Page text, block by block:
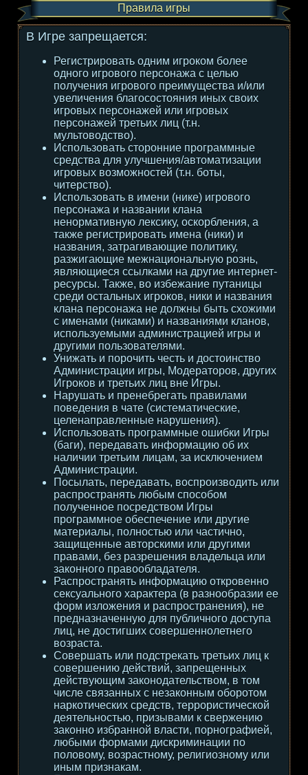
Правила игры
В Игре запрещается:
Регистрировать одним игроком более
одного игрового персонажа с целью
получения игрового преимущества и/или
увеличения благосостояния иных своих
игровых персонажей или игровых
персонажей третьих лиц (т.н.
мультоводство).
Использовать сторонние программные
средства для улучшения/автоматизации
игровых возможностей (т.н. боты,
читерство).
Использовать в имени (нике) игрового
персонажа и названии клана
ненормативную лексику, оскорбления, а
также регистрировать имена (ники) и
названия, затрагивающие политику,
разжигающие межнациональную рознь,
являющиеся ссылками на другие интернет-
ресурсы. Также, во избежание путаницы
среди остальных игроков, ники и названия
клана персонажа не должны быть схожими
с именами (никами) и названиями кланов,
используемыми администрацией игры и
другими пользователями.
Унижать и порочить честь и достоинство
Администрации игры, Модераторов, других
Игроков и третьих лиц вне Игры.
Нарушать и пренебрегать правилами
поведения в чате (систематические,
целенаправленные нарушения).
Использовать программные ошибки Игры
(баги), передавать информацию об их
наличии третьим лицам, за исключением
Администрации.
Посылать, передавать, воспроизводить или
распространять любым способом
полученное посредством Игры
программное обеспечение или другие
материалы, полностью или частично,
защищенные авторскими или другими
правами, без разрешения владельца или
законного правообладателя.
Распространять информацию откровенно
сексуального характера (в разнообразии ее
форм изложения и распространения), не
предназначенную для публичного доступа
лиц, не достигших совершеннолетнего
возраста.
Совершать или подстрекать третьих лиц к
совершению действий, запрещенных
действующим законодательством, в том
числе связанных с незаконным оборотом
наркотических средств, террористической
деятельностью, призывами к свержению
законно избранной власти, порнографией,
любыми формами дискриминации по
половому, возрастному, религиозному или
иным признакам.